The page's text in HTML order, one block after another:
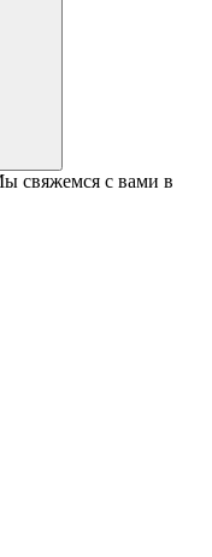
свяжемся с вами в